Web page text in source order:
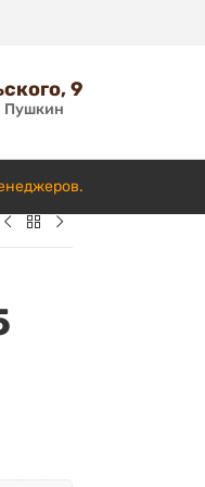
9
Пушкин